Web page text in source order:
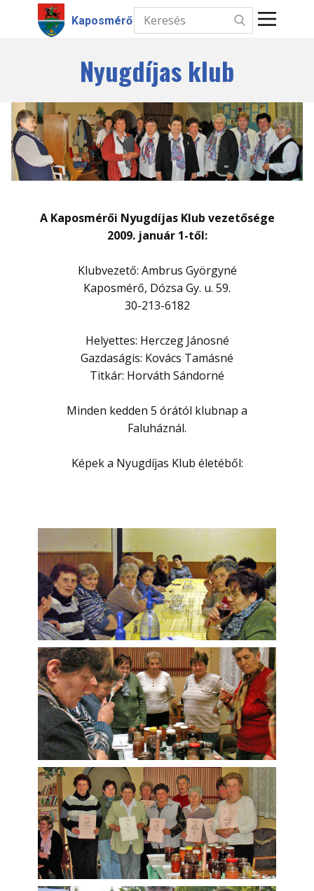
Kaposmérő
Kezdőlap
Intézmények
Információk
Kapcsolat
Nyugdíjas klub
A Kaposmérői Nyugdíjas Klub vezetősége
2009. január 1-től:
Klubvezető: Ambrus Györgyné
Kaposmérő, Dózsa Gy. u. 59.
30-213-6182
Helyettes: Herczeg Jánosné
Gazdaságis: Kovács Tamásné
Titkár: Horváth Sándorné
Minden kedden 5 órától klubnap a
Faluháznál.
Képek a Nyugdíjas Klub életéből: